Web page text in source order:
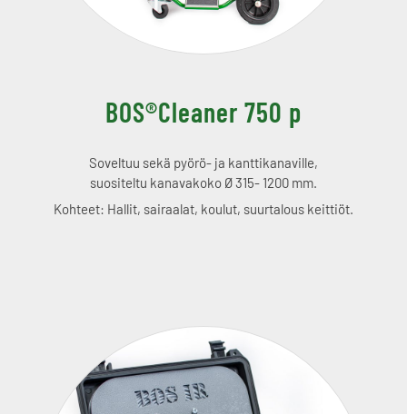
BOS®Cleaner 750 p
Soveltuu sekä pyörö- ja kanttikanaville,
suositeltu kanavakoko Ø 315- 1200 mm.
Kohteet: Hallit, sairaalat, koulut, suurtalous keittiöt.